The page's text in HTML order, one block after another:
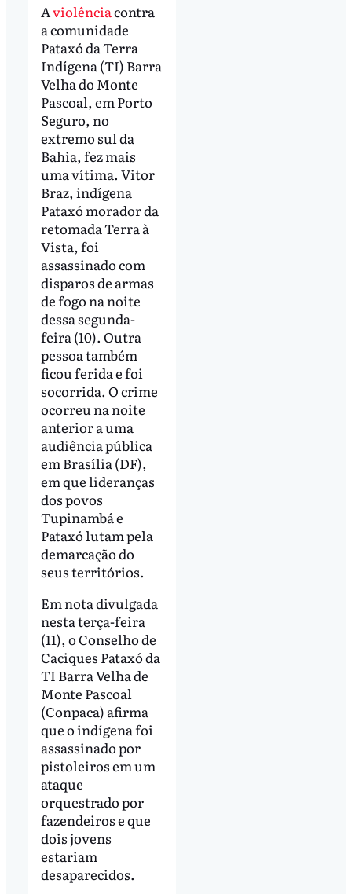
Aviolênciacontra
a comunidade
Pataxó da Terra
Indígena (TI) Barra
Velha do Monte
Pascoal, em Porto
Seguro, no
extremo sul da
Bahia, fez mais
uma vítima. Vitor
Braz, indígena
Pataxó morador da
retomada Terra à
Vista, foi
assassinado com
disparos de armas
de fogo na noite
dessa segunda-
feira (10). Outra
pessoa também
ficou ferida e foi
socorrida. O crime
ocorreu na noite
anterior a uma
audiência pública
em Brasília (DF),
em que lideranças
dos povos
Tupinambá e
Pataxó lutam pela
demarcação do
seus territórios.
Em nota divulgada
nesta terça-feira
(11), o Conselho de
Caciques Pataxó da
TI Barra Velha de
Monte Pascoal
(Conpaca) afirma
que o indígena foi
assassinado por
pistoleiros em um
ataque
orquestrado por
fazendeiros e que
dois jovens
estariam
desaparecidos.